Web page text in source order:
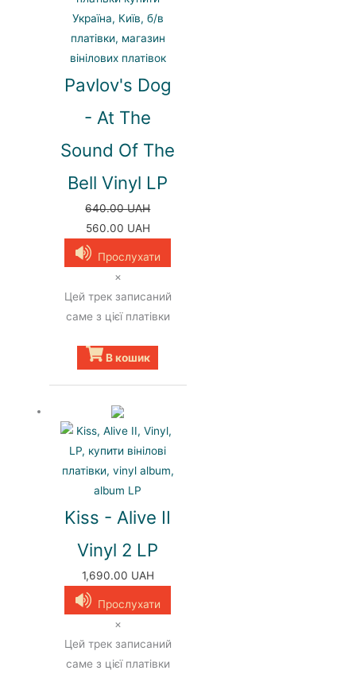
Pavlov's Dog
- At The
Sound Of The
Bell Vinyl LP
640.00UAH
Оригінальна
ціна:
640.00 UAH.
560.00 UAHПоточна
560.00 UAH.
Прослухати
×
Цей трек записаний
саме з цієї платівки
В кошик
Kiss - Alive II
Vinyl 2 LP
1,690.00 UAH
Прослухати
×
Цей трек записаний
саме з цієї платівки